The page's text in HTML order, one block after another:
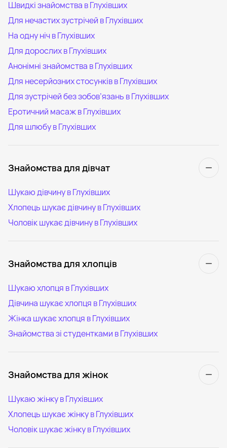
Швидкі знайомства в Глухівших
Для нечастих зустрічей в Глухівших
На одну ніч в Глухівших
Для дорослих в Глухівших
Анонімні знайомства в Глухівших
Для несерйозних стосунків в Глухівших
Для зустрічей без зобов’язань в Глухівших
Еротичний масаж в Глухівших
Для шлюбу в Глухівших
Знайомства для дівчат
Шукаю дівчину в Глухівших
Хлопець шукає дівчину в Глухівших
Чоловік шукає дівчину в Глухівших
Знайомства для хлопців
Шукаю хлопця в Глухівших
Дівчина шукає хлопця в Глухівших
Жінка шукає хлопця в Глухівших
Знайомства зі студентками в Глухівших
Знайомства для жінок
Шукаю жінку в Глухівших
Хлопець шукає жінку в Глухівших
Чоловік шукає жінку в Глухівших